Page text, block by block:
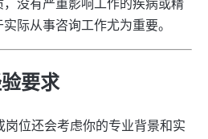
没有严重影响工作的疾病或精
际从事咨询工作尤为重要。
要求
岗位还会考虑你的专业背景和实